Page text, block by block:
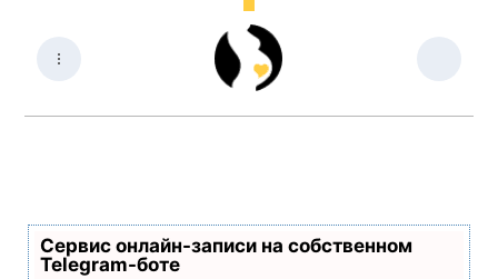
Сервис онлайн-записи на собственном
Telegram-боте